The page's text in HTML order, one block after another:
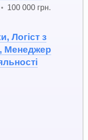
• 100 000 грн.
Логіст з
Менеджер